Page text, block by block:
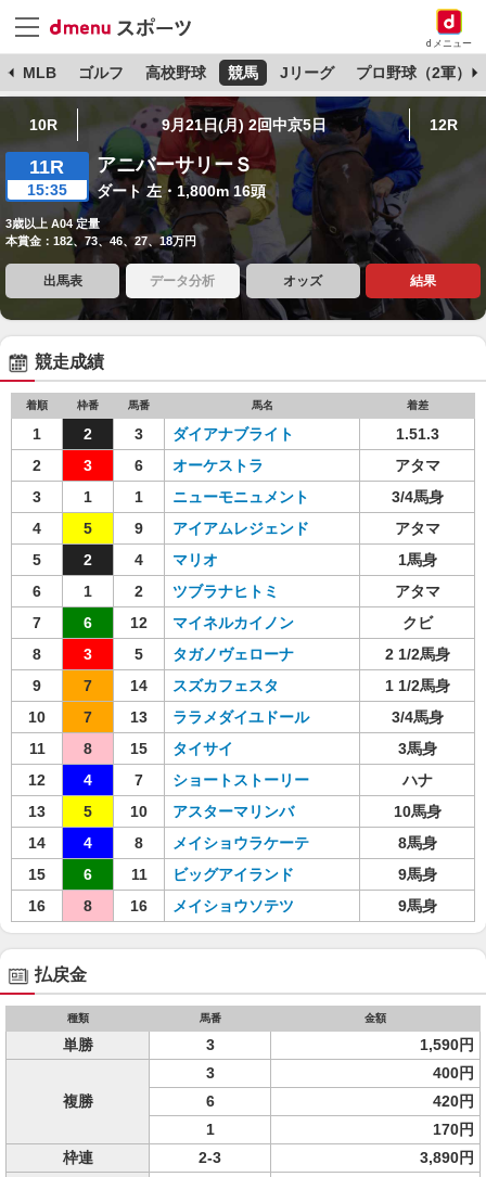
dメニュー
MLB ゴルフ 高校野球 競馬 Jリーグ プロ野球（2軍）
10R 9月21日(月) 2回中京5日 12R
11R
15:35
アニバーサリーＳ
ダート 左・1,800m 16頭
3歳以上 A04 定量
本賞金：182、73、46、27、18万円
出馬表 データ分析 オッズ 結果
競走成績
着順 枠番 馬番 馬名 着差
1 2 3 ダイアナブライト
1.51.3
2
3 6 オーケストラ
アタマ
3
1 1 ニューモニュメント
3/4馬身
4
5 9 アイアムレジェンド
アタマ
5
2 4 マリオ
1馬身
6
1 2 ツブラナヒトミ
アタマ
7
6 12 マイネルカイノン
クビ
8
3 5 タガノヴェローナ
2 1/2馬身
9
7 14 スズカフェスタ
1 1/2馬身
10
7 13 ララメダイユドール
3/4馬身
11
8 15 タイサイ
3馬身
12
4 7 ショートストーリー
ハナ
13
5 10 アスターマリンバ
10馬身
14
4 8 メイショウラケーテ
8馬身
15
6 11 ビッグアイランド
9馬身
16
8 16 メイショウソテツ 9馬身
払戻金
種類 馬番 金額
単勝 3 1,590円
複勝
3
400円
6
420円
1
170円
枠連
2-3
3,890円